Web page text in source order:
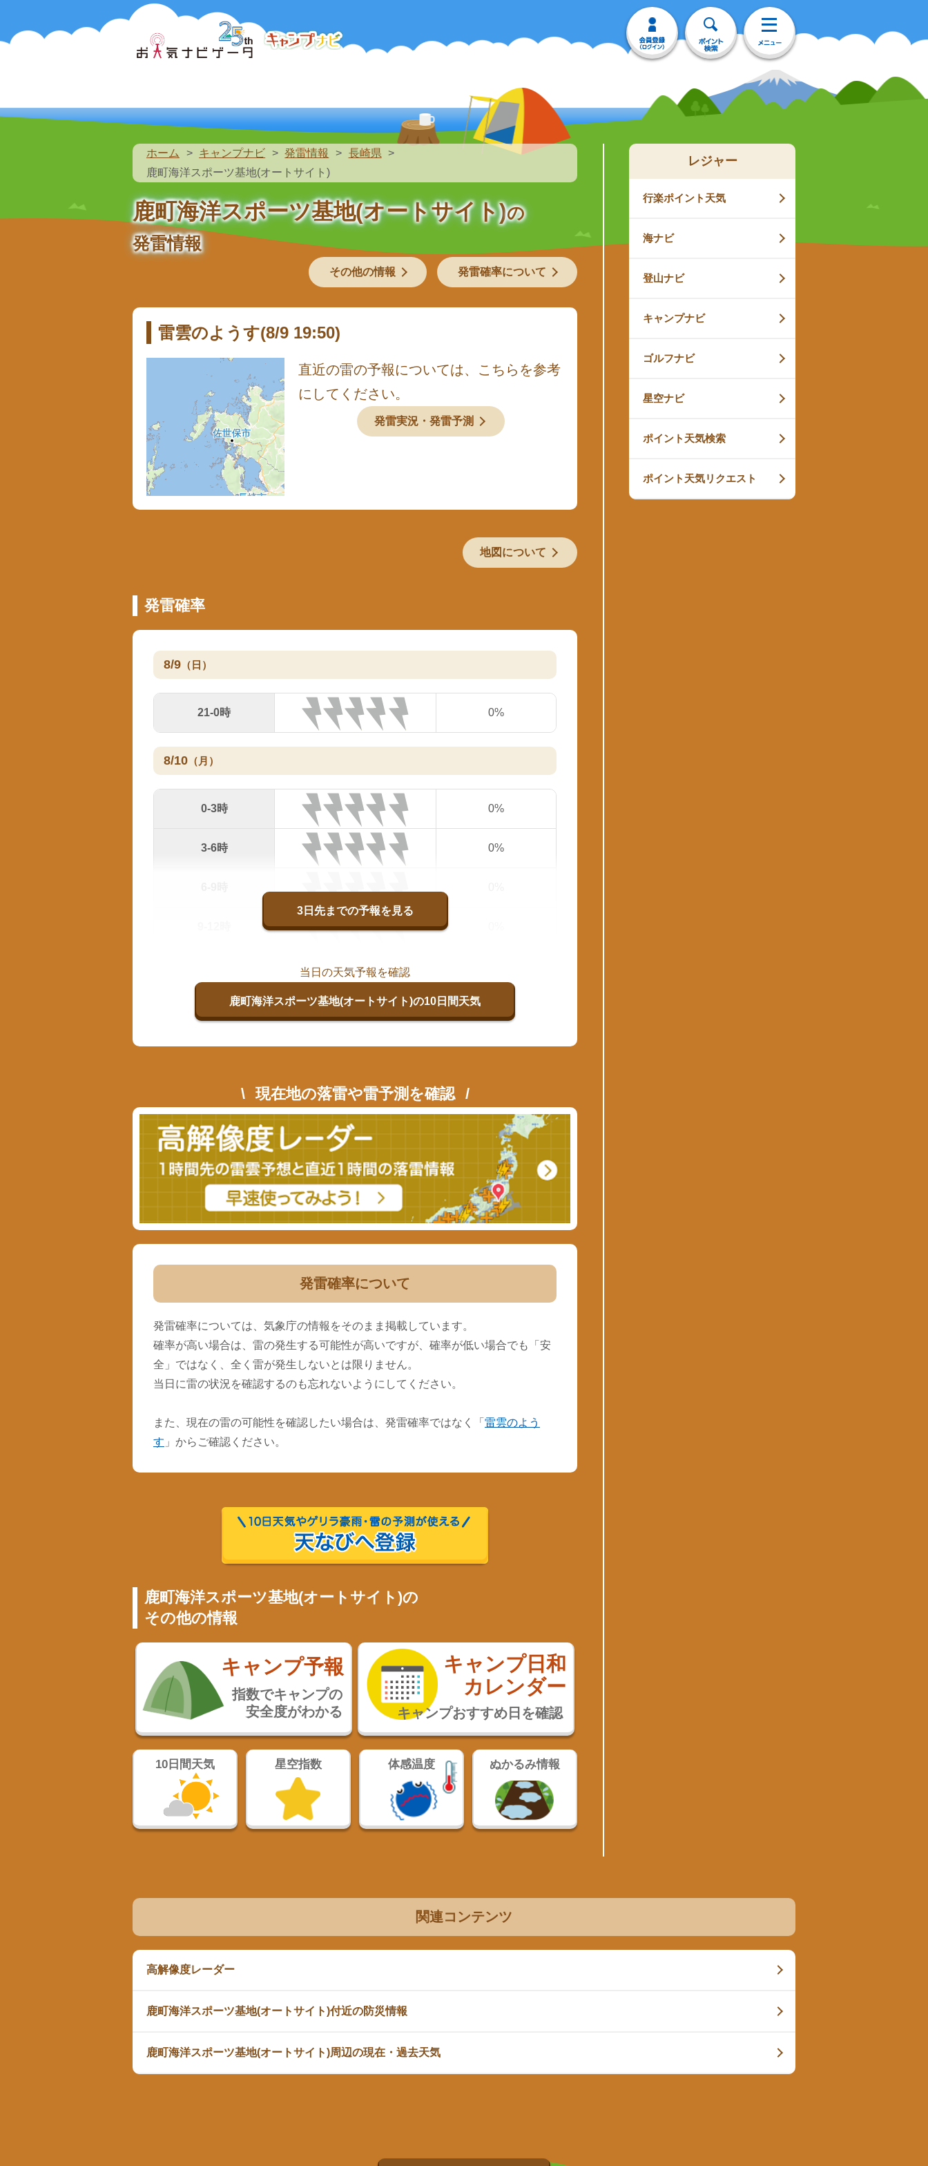
ホーム キャンプナビ 発雷情報
長崎県
鹿町海洋スポーツ基地(オートサイト)
鹿町海洋スポーツ基地(オートサイト)の
発雷情報
その他の情報 発雷確率について
雷雲のようす(8/9 19:50)
直近の雷の予報については、こちらを参考
にしてください。
発雷実況・発雷予測
地図について
発雷確率
8/9 （日）
21-0時 0%
8/10 （月）
0-3時 0%
3-6時 0%
3日先までの予報を見る
当日の天気予報を確認
鹿町海洋スポーツ基地(オートサイト)の10日間天気
現在地の落雷や雷予測を確認
発雷確率について
発雷確率については、気象庁の情報をそのまま掲載しています。
確率が高い場合は、雷の発生する可能性が高いですが、確率が低い場合でも「安
全」ではなく、全く雷が発生しないとは限りません。
当日に雷の状況を確認するのも忘れないようにしてください。
また、現在の雷の可能性を確認したい場合は、発雷確率ではなく「 雷雲のよう
す 」からご確認ください。
鹿町海洋スポーツ基地(オートサイト)の
その他の情報
キャンプ予報
指数でキャンプの
安全度がわかる
キャンプ日和
カレンダー
キャンプおすすめ日を確認
10日間天気 星空指数 体感温度 ぬかるみ情報
レジャー
行楽ポイント天気
海ナビ
登山ナビ
キャンプナビ
ゴルフナビ
星空ナビ
ポイント天気検索
ポイント天気リクエスト
関連コンテンツ
高解像度レーダー
鹿町海洋スポーツ基地(オートサイト)付近の防災情報
鹿町海洋スポーツ基地(オートサイト)周辺の現在・過去天気